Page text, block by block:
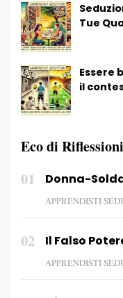
Tue
Essere
il
Eco di Riflessioni
01 Donna-
APPRENDISTI
02 Il Falso
APPRENDISTI